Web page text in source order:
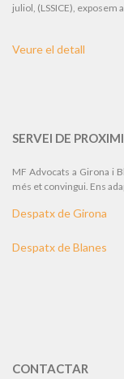
juliol, (LSSICE),
Veure el detall
SERVEI DE
MF Advocats a Girona i
més et convingui. Ens
Despatx de Girona
Despatx de Blanes
CONTACTAR